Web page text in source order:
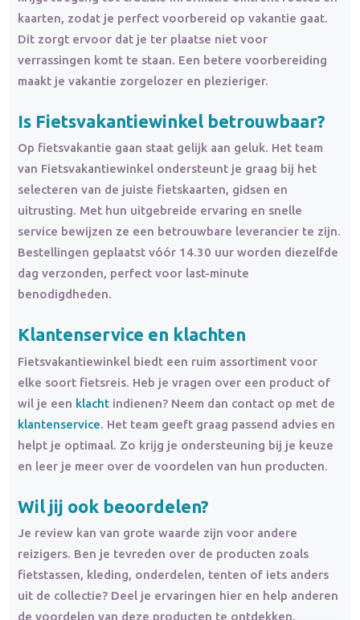
kaarten, zodat je perfect voorbereid op vakantie gaat.
Dit zorgt ervoor dat je ter plaatse niet voor
verrassingen komt te staan. Een betere voorbereiding
maakt je vakantie zorgelozer en plezieriger.
Is Fietsvakantiewinkel betrouwbaar?
Op fietsvakantie gaan staat gelijk aan geluk. Het team
van Fietsvakantiewinkel ondersteunt je graag bij het
selecteren van de juiste fietskaarten, gidsen en
uitrusting. Met hun uitgebreide ervaring en snelle
service bewijzen ze een betrouwbare leverancier te zijn.
Bestellingen geplaatst vóór 14.30 uur worden diezelfde
dag verzonden, perfect voor last-minute
benodigdheden.
Klantenservice en klachten
Fietsvakantiewinkel biedt een ruim assortiment voor
elke soort fietsreis. Heb je vragen over een product of
wil je een klacht indienen? Neem dan contact op met de
klantenservice. Het team geeft graag passend advies en
helpt je optimaal. Zo krijg je ondersteuning bij je keuze
en leer je meer over de voordelen van hun producten.
Wil jij ook beoordelen?
Je review kan van grote waarde zijn voor andere
reizigers. Ben je tevreden over de producten zoals
fietstassen, kleding, onderdelen, tenten of iets anders
uit de collectie? Deel je ervaringen hier en help anderen
de voordelen van deze producten te ontdekken.